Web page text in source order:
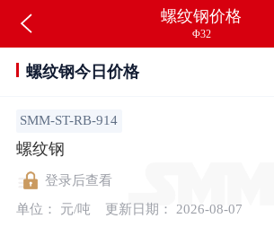
螺纹钢价格
Φ32
螺纹钢今日价格
SMM-ST-RB-914
螺纹钢
登录后查看
单位： 元/吨
更新日期： 2026-08-07